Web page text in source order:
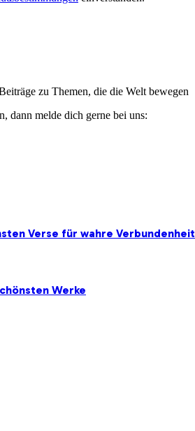
zu Themen, die die Welt bewegen
dann melde dich gerne bei uns:
Verse für wahre Verbundenheit
Werke